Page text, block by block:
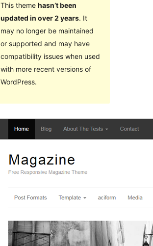
This theme hasn’t been
updated in over 2 years. It
may no longer be maintained
or supported and may have
compatibility issues when used
with more recent versions of
WordPress.